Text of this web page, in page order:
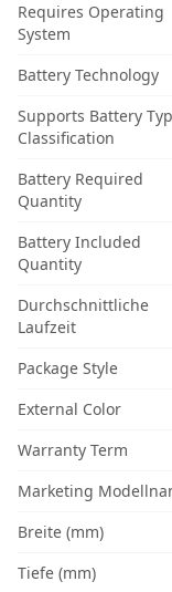
Requires Operating
System
Battery Technology
Supports Battery
Classification
Battery Required
Quantity
Battery Included
Quantity
Durchschnittliche
Laufzeit
Package Style
External Color
Warranty Term
Marketing
Breite (mm)
Tiefe (mm)